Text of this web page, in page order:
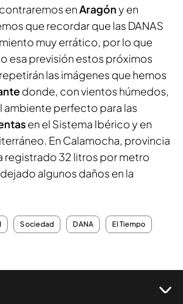
enAragóny en
que recordar que las DANAS
muy errático, por lo que
esa previsión estos próximos
las imágenes que hemos
donde, con vientos húmedos,
ambiente perfecto para las
en el Sistema Ibérico y en
En Calamocha, provincia
registrado 32 litros por metro
algunos daños en la
Sociedad DANA El Tiempo